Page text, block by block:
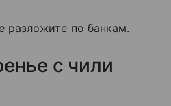
разложите по банкам.
с чили